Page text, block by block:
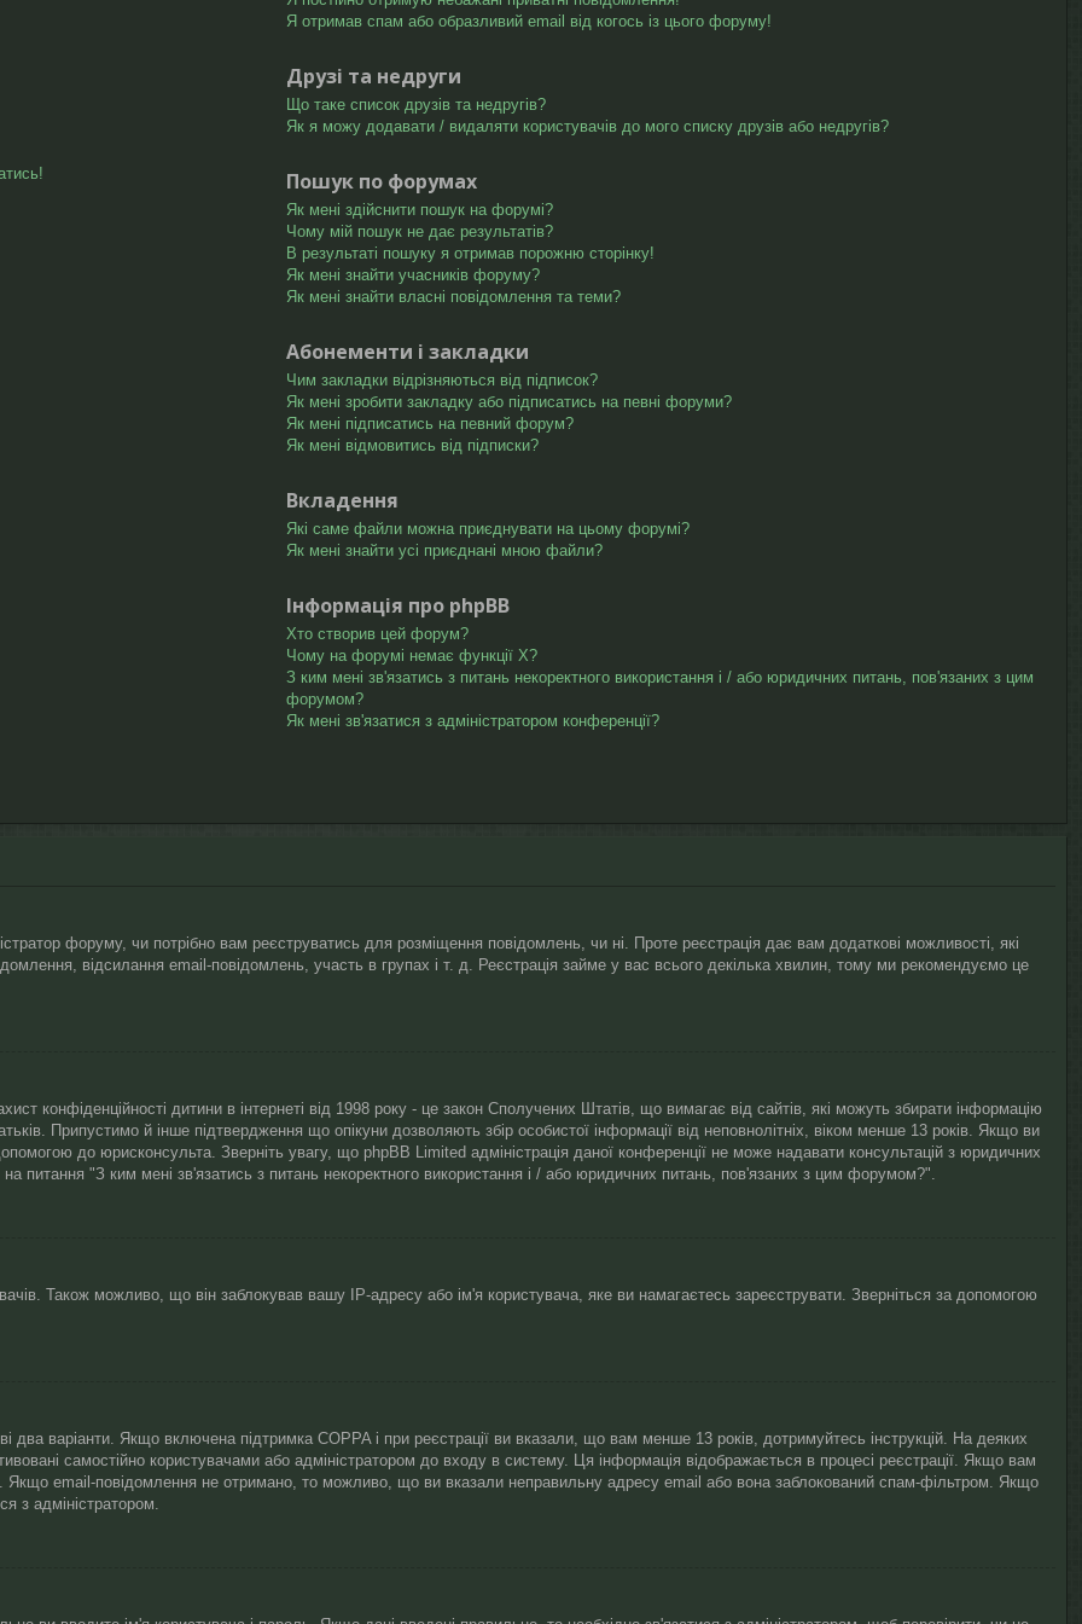
Я отримав спам або образливий email від когось із цього форуму!
Друзі та недруги
Що таке список друзів та недругів?
Як я можу додавати / видаляти користувачів до мого списку друзів або недругів?
Пошук по форумах
Як мені здійснити пошук на форумі?
Чому мій пошук не дає результатів?
В результаті пошуку я отримав порожню сторінку!
Як мені знайти учасників форуму?
Як мені знайти власні повідомлення та теми?
Абонементи і закладки
Чим закладки відрізняються від підписок?
Як мені зробити закладку або підписатись на певні форуми?
Як мені підписатись на певний форум?
Як мені відмовитись від підписки?
Вкладення
Які саме файли можна приєднувати на цьому форумі?
Як мені знайти усі приєднані мною файли?
Інформація про phpBB
Хто створив цей форум?
Чому на форумі немає функції X?
З ким мені зв'язатись з питань некоректного використання і / або юридичних питань, пов'язаних з цим
форумом?
Як мені зв'язатися з адміністратором конференції?
форуму, чи потрібно вам реєструватись для розміщення повідомлень, чи ні. Проте реєстрація дає вам додаткові можливості, які
відсилання email-повідомлень, участь в групах і т. д. Реєстрація займе у вас всього декілька хвилин, тому ми рекомендуємо це
конфіденційності дитини в інтернеті від 1998 року - це закон Сполучених Штатів, що вимагає від сайтів, які можуть збирати інформацію
Припустимо й інше підтвердження що опікуни дозволяють збір особистої інформації від неповнолітніх, віком менше 13 років. Якщо ви
до юрисконсульта. Зверніть увагу, що phpBB Limited адміністрація даної конференції не може надавати консультацій з юридичних
питання "З ким мені зв'язатись з питань некоректного використання і / або юридичних питань, пов'язаних з цим форумом?".
Також можливо, що він заблокував вашу IP-адресу або ім'я користувача, яке ви намагаєтесь зареєструвати. Зверніться за допомогою
два варіанти. Якщо включена підтримка COPPA і при реєстрації ви вказали, що вам менше 13 років, дотримуйтесь інструкцій. На деяких
самостійно користувачами або адміністратором до входу в систему. Ця інформація відображається в процесі реєстрації. Якщо вам
Якщо email-повідомлення не отримано, то можливо, що ви вказали неправильну адресу email або вона заблокований спам-фільтром. Якщо
з адміністратором.